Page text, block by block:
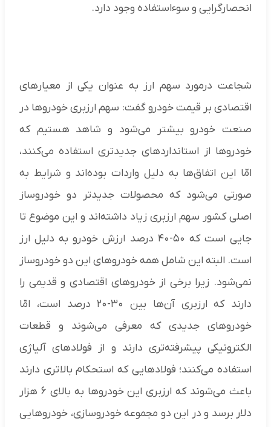
انحصارگرایی و سوءاستفاده وجود دارد.
شجاعت درمورد سهم ارز به عنوان یکی از معیارهای
اقتصادی بر قیمت خودرو گفت: سهم ارزبری خودروها در
صنعت خودرو بیشتر می‌شود و شاهد هستیم که
خودروها از استانداردهای جدیدتری استفاده می‌کنند،
امّا این اتفاق‌ها به دلیل واردات بوده‌اند و شرایط به
صورتی می‌شود که محصولات جدیدتر دو خودروساز
اصلی کشور سهم ارزبری زیاد داشته‌اند و این موضوع تا
جایی است که ۵۰-۴۰ درصد ارزش خودرو به دلیل ارز
است. البته این شامل همه خودروهای این دو خودروساز
نمی‌شود. زیرا برخی از خودروهای اقتصادی و قدیمی را
دارند که ارزبری آن‌ها بین ۳۰-۲۰ درصد است، امّا
خودروهای جدیدی که معرفی می‌شوند و قطعات
الکترونیکی پیشرفته‌تری دارند و از فولادهای آلیاژی
استفاده می‌کنند؛ فولادهایی که استحکام بالاتری دارند
باعث می‌شوند که ارزبری این خودروها به بالای ۶ هزار
دلار برسد و در این دو مجموعه خودروسازی، خودروهایی